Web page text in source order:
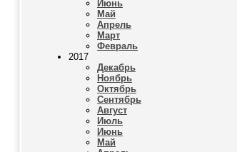
Июнь
Май
Апрель
Март
Февраль
2017
Декабрь
Ноябрь
Октябрь
Сентябрь
Август
Июль
Июнь
Май